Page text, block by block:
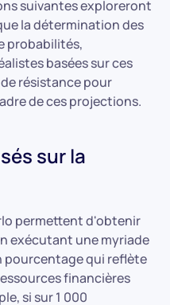
suivantes exploreront
la détermination des
probabilités,
basées sur ces
résistance pour
de ces projections.
sur la
permettent d'obtenir
exécutant une myriade
pourcentage qui reflète
financières
si sur 1 000